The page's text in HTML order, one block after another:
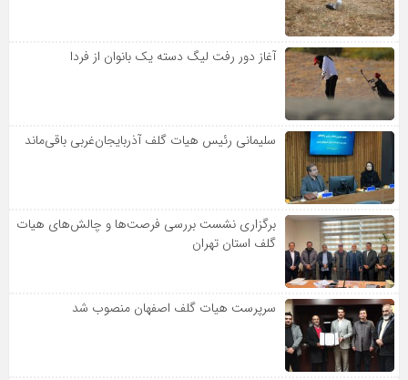
آغاز دور رفت لیگ دسته یک بانوان از فردا
سلیمانی رئیس هیات گلف آذربایجان‌غربی باقی‌ماند
برگزاری نشست بررسی فرصت‌ها و چالش‌های هیات
گلف استان تهران
سرپرست هیات گلف اصفهان منصوب شد